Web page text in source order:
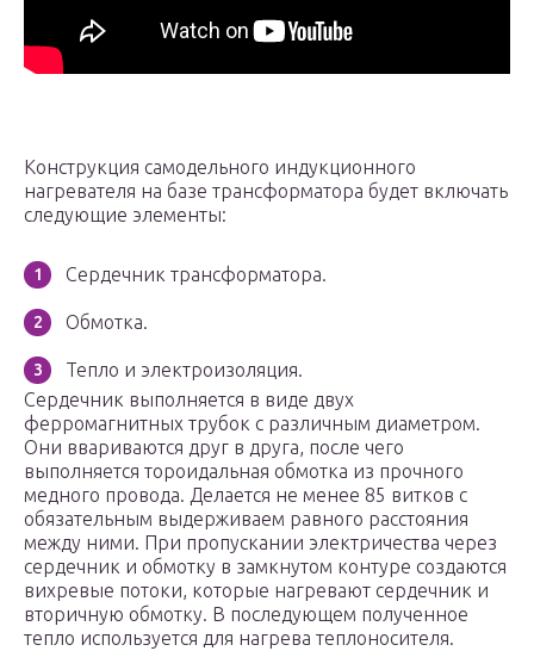
Конструкция самодельного индукционного
нагревателя на базе трансформатора будет включать
следующие элементы:
Сердечник трансформатора.
Обмотка.
Тепло и электроизоляция.
Сердечник выполняется в виде двух
ферромагнитных трубок с различным диаметром.
Они ввариваются друг в друга, после чего
выполняется тороидальная обмотка из прочного
медного провода. Делается не менее 85 витков с
обязательным выдерживаем равного расстояния
между ними. При пропускании электричества через
сердечник и обмотку в замкнутом контуре создаются
вихревые потоки, которые нагревают сердечник и
вторичную обмотку. В последующем полученное
тепло используется для нагрева теплоносителя.